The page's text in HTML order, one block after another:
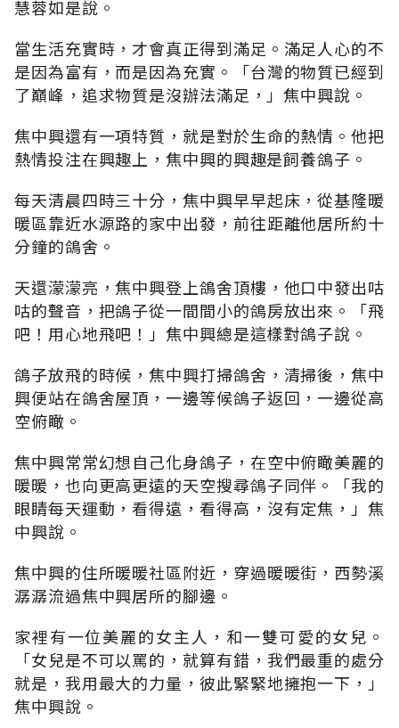
慧蓉如是說。
當生活充實時，才會真正得到滿足。滿足人心的不
是因為富有，而是因為充實。「台灣的物質已經到
了巔峰，追求物質是沒辦法滿足，」焦中興說。
焦中興還有一項特質，就是對於生命的熱情。他把
熱情投注在興趣上，焦中興的興趣是飼養鴿子。
每天清晨四時三十分，焦中興早早起床，從基隆暖
暖區靠近水源路的家中出發，前往距離他居所約十
分鐘的鴿舍。
天還濛濛亮，焦中興登上鴿舍頂樓，他口中發出咕
咕的聲音，把鴿子從一間間小的鴿房放出來。「飛
吧！用心地飛吧！」焦中興總是這樣對鴿子說。
鴿子放飛的時候，焦中興打掃鴿舍，清掃後，焦中
興便站在鴿舍屋頂，一邊等候鴿子返回，一邊從高
空俯瞰。
焦中興常常幻想自己化身鴿子，在空中俯瞰美麗的
暖暖，也向更高更遠的天空搜尋鴿子同伴。「我的
眼睛每天運動，看得遠，看得高，沒有定焦，」焦
中興說。
焦中興的住所暖暖社區附近，穿過暖暖街，西勢溪
潺潺流過焦中興居所的腳邊。
家裡有一位美麗的女主人，和一雙可愛的女兒。
「女兒是不可以罵的，就算有錯，我們最重的處分
就是，我用最大的力量，彼此緊緊地擁抱一下，」
焦中興說。